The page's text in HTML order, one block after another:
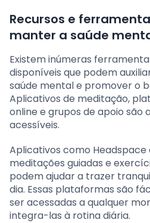
Recursos e
manter a saúde
Existem inúmeras
disponíveis que podem
saúde mental e promover o
Aplicativos de meditação,
online e grupos de apoio são
acessíveis.
Aplicativos como
meditações guiadas e
podem ajudar a trazer
dia. Essas plataformas são
ser acessadas a qualquer
integra-las à rotina diária.